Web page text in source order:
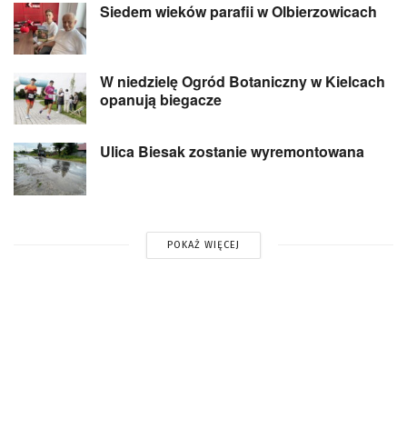
Siedem wieków parafii w Olbierzowicach
W niedzielę Ogród Botaniczny w Kielcach
opanują biegacze
Ulica Biesak zostanie wyremontowana
POKAŻ WIĘCEJ